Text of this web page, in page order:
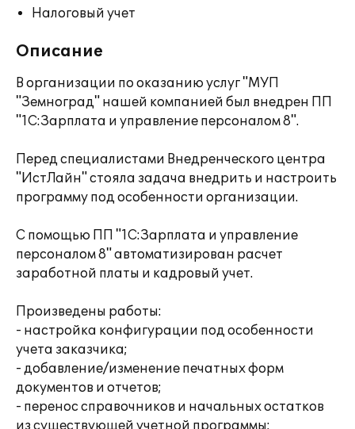
Налоговый учет
Описание
В организации по оказанию услуг "МУП
"Земноград" нашей компанией был внедрен ПП
"1С:Зарплата и управление персоналом 8".
Перед специалистами Внедренческого центра
"ИстЛайн" стояла задача внедрить и настроить
программу под особенности организации.
С помощью ПП "1С:Зарплата и управление
персоналом 8" автоматизирован расчет
заработной платы и кадровый учет.
Произведены работы:
- настройка конфигурации под особенности
учета заказчика;
- добавление/изменение печатных форм
документов и отчетов;
- перенос справочников и начальных остатков
из существующей учетной программы;